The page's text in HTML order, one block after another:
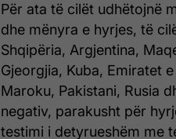
Për ata të cilët udhëtojnë
dhe mënyra e hyrjes, të
Shqipëria, Argjentina,
Gjeorgjia, Kuba, Emiratet
Maroku, Pakistani, Rusia
negativ, parakusht për
testimi i detyrueshëm me